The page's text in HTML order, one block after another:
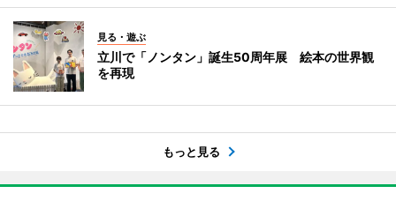
見る・遊ぶ
立川で「ノンタン」誕生50周年展 絵本の世界観
を再現
もっと見る